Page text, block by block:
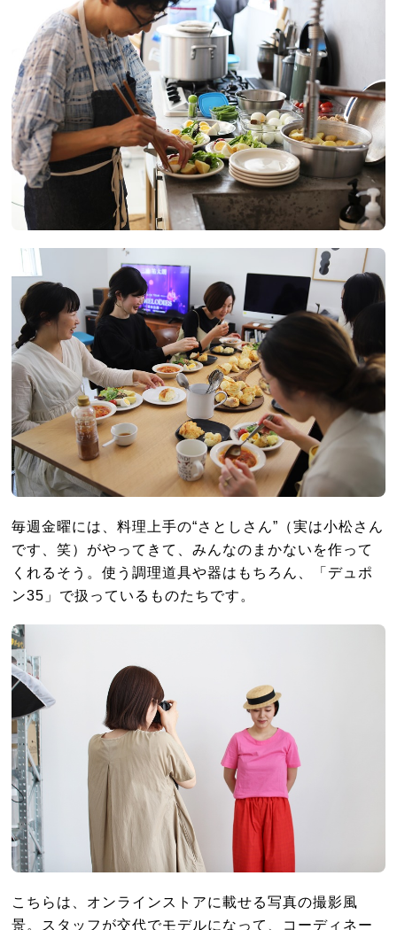
毎週金曜には、料理上手の“さとしさん”（実は小松さん
です、笑）がやってきて、みんなのまかないを作って
くれるそう。使う調理道具や器はもちろん、「デュポ
ン35」で扱っているものたちです。
こちらは、オンラインストアに載せる写真の撮影風
景。スタッフが交代でモデルになって、コーディネー